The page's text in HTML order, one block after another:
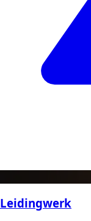
Leidingwerk